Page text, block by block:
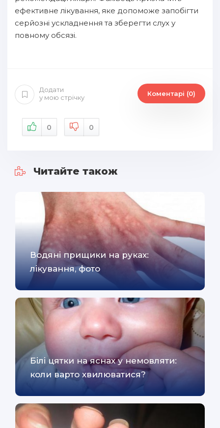
ефективне лікування, яке допоможе запобігти
серйозні ускладнення та зберегти слух у
повному обсязі.
Додати
у мою стрічку
Коментарі (0)
0 0
Читайте також
Водяні прищики на руках:
лікування, фото
Білі цятки на яснах у немовляти:
коли варто хвилюватися?